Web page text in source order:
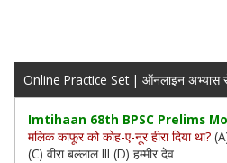
Online Practice Set | ऑनलाइन अभ्यास
Imtihaan 68th BPSC Prelims
मलिक काफूर को कोह-ए-नूर हीरा दिया था?
(C) वीरा बल्लाल III (D) हम्मीर देव